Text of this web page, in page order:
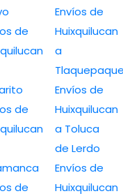
de
de
de
Envíos de
Huixquilucan
a
Envíos de
Huixquilucan
a Toluca
de Lerdo
Envíos de
Huixquilucan